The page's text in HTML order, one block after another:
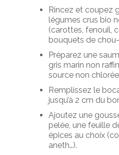
Rincez et coupez
légumes crus bio
(carottes, fenouil,
bouquets de chou-
Préparez une
gris marin non
source non
Remplissez le
jusqu’à 2 cm du
Ajoutez une
pelée, une feuille
épices au choix
aneth…).